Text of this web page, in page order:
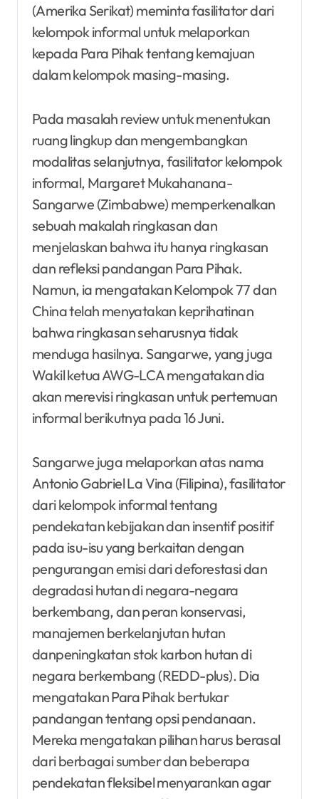
(Amerika Serikat) meminta fasilitator dari
kelompok informal untuk melaporkan
kepada Para Pihak tentang kemajuan
dalam kelompok masing-masing.
Pada masalah review untuk menentukan
ruang lingkup dan mengembangkan
modalitas selanjutnya, fasilitator kelompok
informal, Margaret Mukahanana-
Sangarwe (Zimbabwe) memperkenalkan
sebuah makalah ringkasan dan
menjelaskan bahwa itu hanya ringkasan
dan refleksi pandangan Para Pihak.
Namun, ia mengatakan Kelompok 77 dan
China telah menyatakan keprihatinan
bahwa ringkasan seharusnya tidak
menduga hasilnya. Sangarwe, yang juga
Wakil ketua AWG-LCA mengatakan dia
akan merevisi ringkasan untuk pertemuan
informal berikutnya pada 16 Juni.
Sangarwe juga melaporkan atas nama
Antonio Gabriel La Vina (Filipina), fasilitator
dari kelompok informal tentang
pendekatan kebijakan dan insentif positif
pada isu-isu yang berkaitan dengan
pengurangan emisi dari deforestasi dan
degradasi hutan di negara-negara
berkembang, dan peran konservasi,
manajemen berkelanjutan hutan
danpeningkatan stok karbon hutan di
negara berkembang (REDD-plus). Dia
mengatakan Para Pihak bertukar
pandangan tentang opsi pendanaan.
Mereka mengatakan pilihan harus berasal
dari berbagai sumber dan beberapa
pendekatan fleksibel menyarankan agar